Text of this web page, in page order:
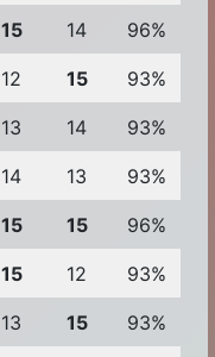
15 14 96%
12 15 93%
13 14 93%
14 13 93%
15 15 96%
15 12 93%
13 15 93%